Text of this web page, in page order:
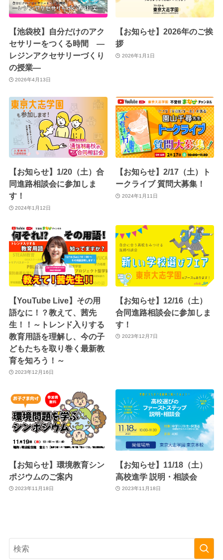
【池袋校】自分だけのアク
セサリーをつくる時間 ―
レジンアクセサリーづくり
の授業―
2026年4月13日
【お知らせ】2026年のご挨
拶
2026年1月1日
【お知らせ】1/20（土）合
同進路相談会に参加しま
す！
2024年1月12日
【お知らせ】2/17（土）ト
ークライブ 質問大募集！
2024年1月11日
【YouTube Live】その用
語なに！？教えて、茜先
生！！～トレンド入りする
教育用語を理解し、今の子
どもたちを取り巻く最新教
育を知ろう！～
2023年12月16日
【お知らせ】12/16（土）
合同進路相談会に参加しま
す！
2023年12月7日
【お知らせ】環境教育シン
ポジウムのご案内
2023年11月18日
【お知らせ】11/18（土）
高校進学 説明・相談会
2023年11月18日